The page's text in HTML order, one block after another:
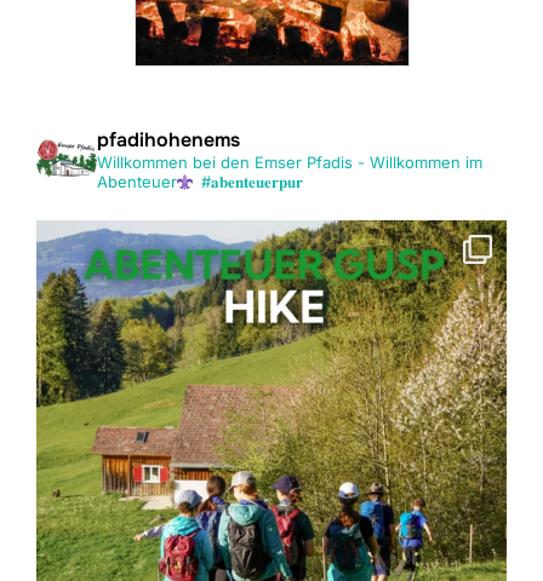
pfadihohenems
Willkommen bei den Emser Pfadis - Willkommen im
Abenteuer
#𝐚𝐛𝐞𝐧𝐭𝐞𝐮𝐞𝐫𝐩𝐮𝐫